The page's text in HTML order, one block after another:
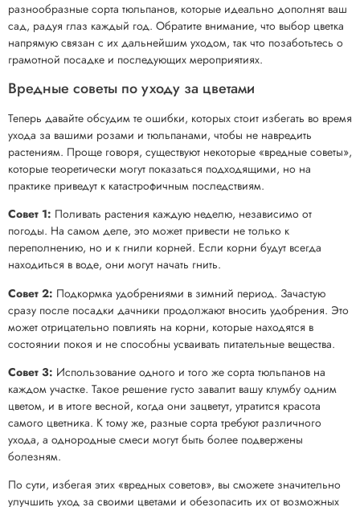
разнообразные сорта тюльпанов, которые идеально дополнят ваш
сад, радуя глаз каждый год. Обратите внимание, что выбор цветка
напрямую связан с их дальнейшим уходом, так что позаботьтесь о
грамотной посадке и последующих мероприятиях.
Вредные советы по уходу за цветами
Теперь давайте обсудим те ошибки, которых стоит избегать во время
ухода за вашими розами и тюльпанами, чтобы не навредить
растениям. Проще говоря, существуют некоторые «вредные советы»,
которые теоретически могут показаться подходящими, но на
практике приведут к катастрофичным последствиям.
Совет 1: Поливать растения каждую неделю, независимо от
погоды. На самом деле, это может привести не только к
переполнению, но и к гнили корней. Если корни будут всегда
находиться в воде, они могут начать гнить.
Совет 2: Подкормка удобрениями в зимний период. Зачастую
сразу после посадки дачники продолжают вносить удобрения. Это
может отрицательно повлиять на корни, которые находятся в
состоянии покоя и не способны усваивать питательные вещества.
Совет 3: Использование одного и того же сорта тюльпанов на
каждом участке. Такое решение густо завалит вашу клумбу одним
цветом, и в итоге весной, когда они зацветут, утратится красота
самого цветника. К тому же, разные сорта требуют различного
ухода, а однородные смеси могут быть более подвержены
болезням.
По сути, избегая этих «вредных советов», вы сможете значительно
улучшить уход за своими цветами и обезопасить их от возможных